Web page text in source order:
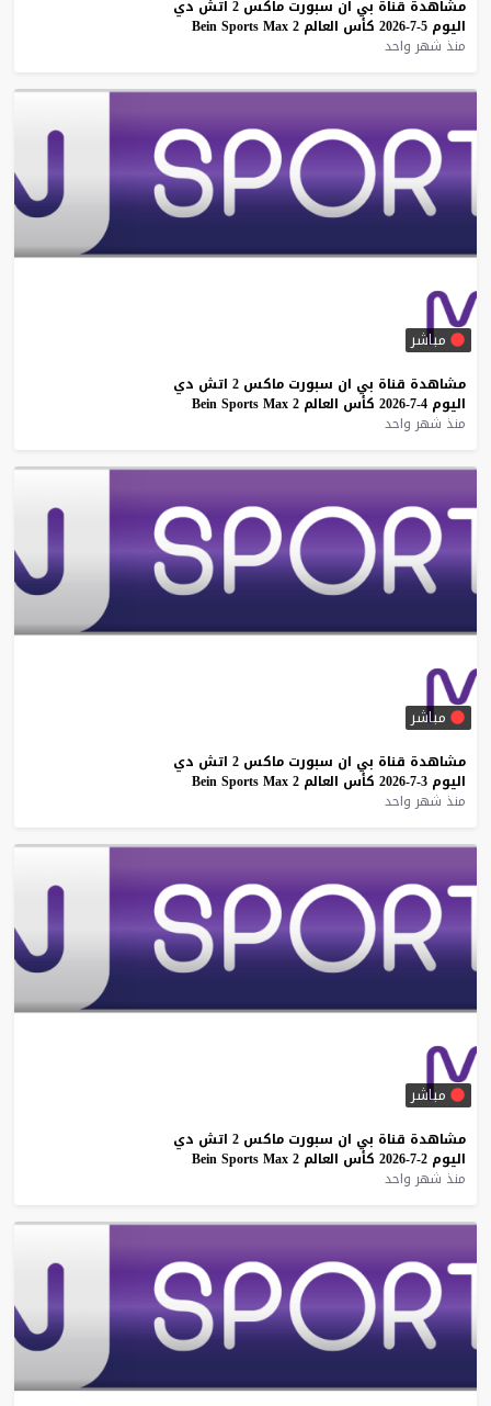
مشاهدة قناة بي ان سبورت ماكس 2 اتش دي
اليوم 5-7-2026 كأس العالم Bein Sports Max 2
منذ شهر واحد
مباشر
مشاهدة قناة بي ان سبورت ماكس 2 اتش دي
اليوم 4-7-2026 كأس العالم Bein Sports Max 2
منذ شهر واحد
مباشر
مشاهدة قناة بي ان سبورت ماكس 2 اتش دي
اليوم 3-7-2026 كأس العالم Bein Sports Max 2
منذ شهر واحد
مباشر
مشاهدة قناة بي ان سبورت ماكس 2 اتش دي
اليوم 2-7-2026 كأس العالم Bein Sports Max 2
منذ شهر واحد